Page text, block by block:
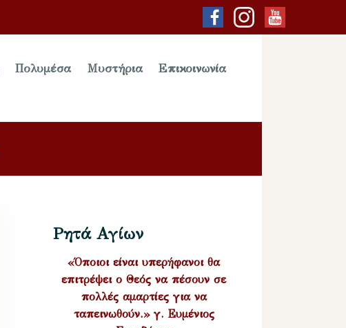
Πολυμέσα Μυστήρια Επικοινωνία
Ρητά Αγίων
«Όποιοι είναι υπερήφανοι θα
επιτρέψει ο Θεός να πέσουν σε
πολλές αμαρτίες για να
ταπεινωθούν.» γ. Ευμένιος